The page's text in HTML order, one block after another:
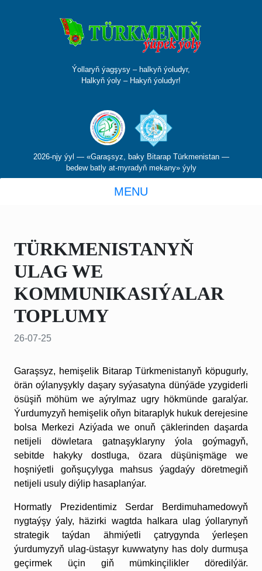
Ýollaryň ýagşysy – halkyň ýoludyr,
Halkyň ýoly – Hakyň ýoludyr!
2026-njy ýyl — «Garaşsyz, baky Bitarap Türkmenistan —
bedew batly at-myradyň mekany» ýyly
MENU
TÜRKMENISTANYŇ
ULAG WE
KOMMUNIKASIÝALAR
TOPLUMY
26-07-25
Garaşsyz, hemişelik Bitarap Türkmenistanyň köpugurly,
örän oýlanyşykly daşary syýasatyna dünýäde yzygiderli
ösüşiň möhüm we aýrylmaz ugry hökmünde garalýar.
Ýurdumyzyň hemişelik oňyn bitaraplyk hukuk derejesine
bolsa Merkezi Aziýada we onuň çäklerinden daşarda
netijeli döwletara gatnaşyklaryny ýola goýmagyň,
sebitde hakyky dostluga, özara düşünişmäge we
hoşniýetli goňşuçylyga mahsus ýagdaýy döretmegiň
netijeli usuly diýlip hasaplanýar.
Hormatly Prezidentimiz Serdar Berdimuhamedowyň
nygtaýşy ýaly, häzirki wagtda halkara ulag ýollarynyň
strategik taýdan ähmiýetli çatrygynda ýerleşen
ýurdumyzyň ulag-üstaşyr kuwwatyny has doly durmuşa
geçirmek üçin giň mümkinçilikler döredilýär.